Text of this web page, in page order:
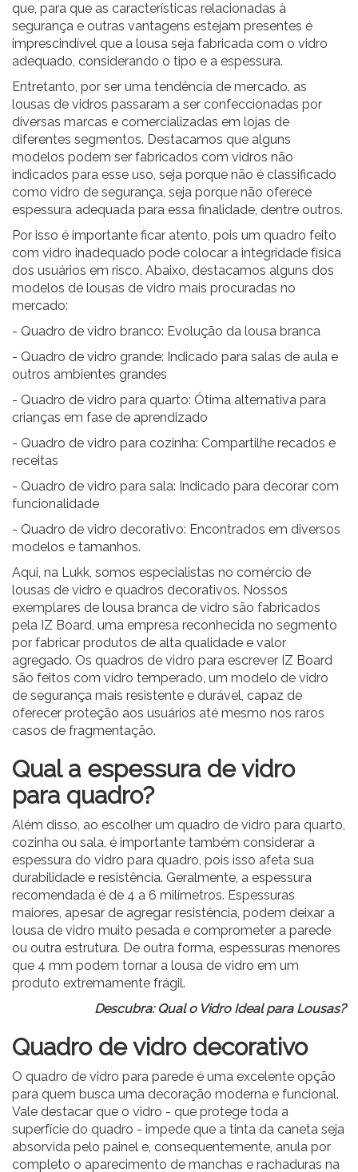
que, para que as características relacionadas à
segurança e outras vantagens estejam presentes é
imprescindível que a lousa seja fabricada com o vidro
adequado, considerando o tipo e a espessura.
Entretanto, por ser uma tendência de mercado, as
lousas de vidros passaram a ser confeccionadas por
diversas marcas e comercializadas em lojas de
diferentes segmentos. Destacamos que alguns
modelos podem ser fabricados com vidros não
indicados para esse uso, seja porque não é classificado
como vidro de segurança, seja porque não oferece
espessura adequada para essa finalidade, dentre outros.
Por isso é importante ficar atento, pois um quadro feito
com vidro inadequado pode colocar a integridade física
dos usuários em risco. Abaixo, destacamos alguns dos
modelos de lousas de vidro mais procuradas no
mercado:
- Quadro de vidro branco: Evolução da lousa branca
- Quadro de vidro grande: Indicado para salas de aula e
outros ambientes grandes
- Quadro de vidro para quarto: Ótima alternativa para
crianças em fase de aprendizado
- Quadro de vidro para cozinha: Compartilhe recados e
receitas
- Quadro de vidro para sala: Indicado para decorar com
funcionalidade
- Quadro de vidro decorativo: Encontrados em diversos
modelos e tamanhos.
Aqui, na Lukk, somos especialistas no comércio de
lousas de vidro e quadros decorativos. Nossos
exemplares de lousa branca de vidro são fabricados
pela IZ Board, uma empresa reconhecida no segmento
por fabricar produtos de alta qualidade e valor
agregado. Os quadros de vidro para escrever IZ Board
são feitos com vidro temperado, um modelo de vidro
de segurança mais resistente e durável, capaz de
oferecer proteção aos usuários até mesmo nos raros
casos de fragmentação.
Qual a espessura de vidro
para quadro?
Além disso, ao escolher um quadro de vidro para quarto,
cozinha ou sala, é importante também considerar a
espessura do vidro para quadro, pois isso afeta sua
durabilidade e resistência. Geralmente, a espessura
recomendada é de 4 a 6 milímetros. Espessuras
maiores, apesar de agregar resistência, podem deixar a
lousa de vidro muito pesada e comprometer a parede
ou outra estrutura. De outra forma, espessuras menores
que 4 mm podem tornar a lousa de vidro em um
produto extremamente frágil.
Descubra: Qual o Vidro Ideal para Lousas?
Quadro de vidro decorativo
O quadro de vidro para parede é uma excelente opção
para quem busca uma decoração moderna e funcional.
Vale destacar que o vidro - que protege toda a
superfície do quadro - impede que a tinta da caneta seja
absorvida pelo painel e, consequentemente, anula por
completo o aparecimento de manchas e rachaduras na